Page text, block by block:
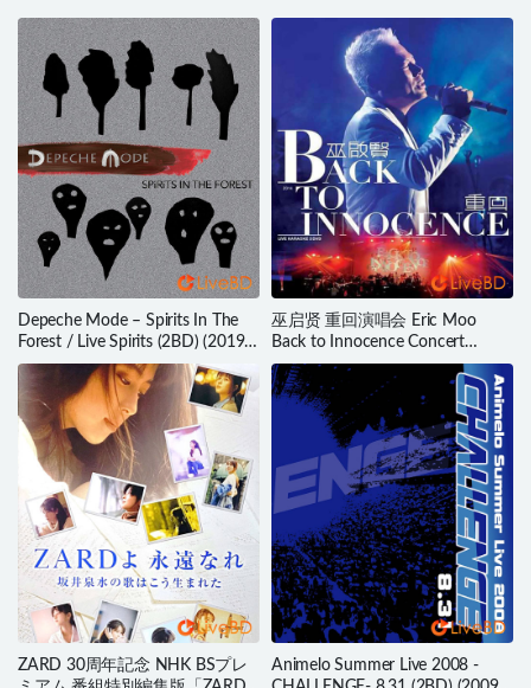
Depeche Mode – Spirits In The
Forest / Live Spirits (2BD) (2019)
BD蓝光原盘 69.3G
巫启贤 重回演唱会 Eric Moo
Back to Innocence Concert
(2014) BD蓝光原盘 35.1G
ZARD 30周年記念 NHK BSプレ
Animelo Summer Live 2008 -